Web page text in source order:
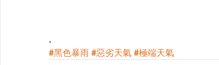
.
#黑色暴雨 #惡劣天氣 #極端天氣